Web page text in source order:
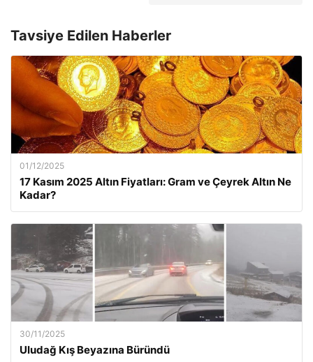
Tavsiye Edilen Haberler
01/12/2025
17 Kasım 2025 Altın Fiyatları: Gram ve Çeyrek Altın Ne
Kadar?
30/11/2025
Uludağ Kış Beyazına Büründü